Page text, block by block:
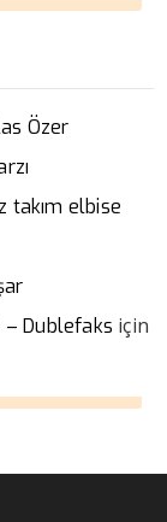
Özer
takım elbise
– Dublefaks için